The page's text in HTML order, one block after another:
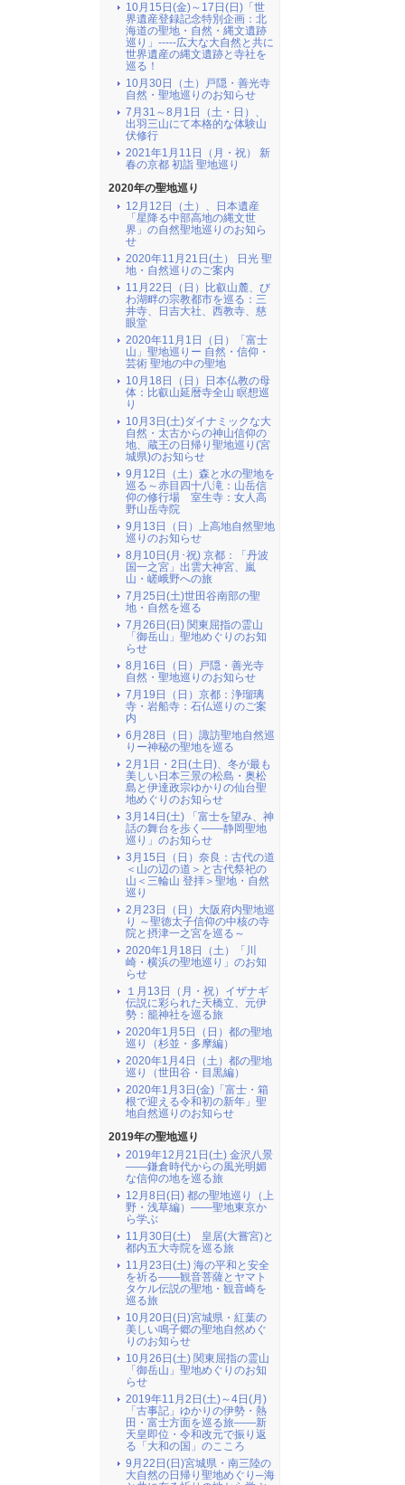
10月15日(金)～17日(日)「世
界遺産登録記念特別企画：北
海道の聖地・自然・縄文遺跡
巡り」-----広大な大自然と共に
世界遺産の縄文遺跡と寺社を
巡る！
10月30日（土）戸隠・善光寺
自然・聖地巡りのお知らせ
7月31～8月1日（土・日）、
出羽三山にて本格的な体験山
伏修行
2021年1月11日（月・祝） 新
春の京都 初詣 聖地巡り
2020年の聖地巡り
12月12日（土）、日本遺産
「星降る中部高地の縄文世
界」の自然聖地巡りのお知ら
せ
2020年11月21日(土） 日光 聖
地・自然巡りのご案内
11月22日（日）比叡山麓、び
わ湖畔の宗教都市を巡る：三
井寺、日吉大社、西教寺、慈
眼堂
2020年11月1日（日）「富士
山」聖地巡りー 自然・信仰・
芸術 聖地の中の聖地
10月18日（日）日本仏教の母
体：比叡山延暦寺全山 瞑想巡
り
10月3日(土)ダイナミックな大
自然・太古からの神山信仰の
地、蔵王の日帰り聖地巡り(宮
城県)のお知らせ
9月12日（土）森と水の聖地を
巡る～赤目四十八滝：山岳信
仰の修行場 室生寺：女人高
野山岳寺院
9月13日（日）上高地自然聖地
巡りのお知らせ
8月10日(月･祝) 京都：「丹波
国一之宮」出雲大神宮、嵐
山・嵯峨野への旅
7月25日(土)世田谷南部の聖
地・自然を巡る
7月26日(日) 関東屈指の霊山
「御岳山」聖地めぐりのお知
らせ
8月16日（日）戸隠・善光寺
自然・聖地巡りのお知らせ
7月19日（日）京都：浄瑠璃
寺・岩船寺：石仏巡りのご案
内
6月28日（日）諏訪聖地自然巡
りー神秘の聖地を巡る
2月1日・2日(土日)、冬が最も
美しい日本三景の松島・奥松
島と伊達政宗ゆかりの仙台聖
地めぐりのお知らせ
3月14日(土) 「富士を望み、神
話の舞台を歩く――静岡聖地
巡り」のお知らせ
3月15日（日）奈良：古代の道
＜山の辺の道＞と古代祭祀の
山＜三輪山 登拝＞聖地・自然
巡り
2月23日（日）大阪府内聖地巡
り ～聖徳太子信仰の中核の寺
院と摂津一之宮を巡る～
2020年1月18日（土）「川
崎・横浜の聖地巡り」のお知
らせ
１月13日（月・祝）イザナギ
伝説に彩られた天橋立、元伊
勢：籠神社を巡る旅
2020年1月5日（日）都の聖地
巡り（杉並・多摩編）
2020年1月4日（土）都の聖地
巡り（世田谷・目黒編）
2020年1月3日(金)「富士・箱
根で迎える令和初の新年」聖
地自然巡りのお知らせ
2019年の聖地巡り
2019年12月21日(土) 金沢八景
――鎌倉時代からの風光明媚
な信仰の地を巡る旅
12月8日(日) 都の聖地巡り（上
野・浅草編）――聖地東京か
ら学ぶ
11月30日(土) 皇居(大嘗宮)と
都内五大寺院を巡る旅
11月23日(土) 海の平和と安全
を祈る――観音菩薩とヤマト
タケル伝説の聖地・観音崎を
巡る旅
10月20日(日)宮城県・紅葉の
美しい鳴子郷の聖地自然めぐ
りのお知らせ
10月26日(土) 関東屈指の霊山
「御岳山」聖地めぐりのお知
らせ
2019年11月2日(土)～4日(月)
「古事記」ゆかりの伊勢・熱
田・富士方面を巡る旅――新
天皇即位・令和改元で振り返
る「大和の国」のこころ
9月22日(日)宮城県・南三陸の
大自然の日帰り聖地めぐり─海